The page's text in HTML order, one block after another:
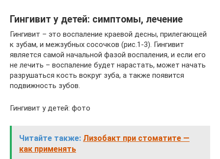
Гингивит у детей: симптомы, лечение
Гингивит – это воспаление краевой десны, прилегающей
к зубам, и межзубных сосочков (рис.1-3). Гингивит
является самой начальной фазой воспаления, и если его
не лечить – воспаление будет нарастать, может начать
разрушаться кость вокруг зуба, а также появится
подвижность зубов.
Гингивит у детей: фото
Читайте также: Лизобакт при стоматите —
как применять